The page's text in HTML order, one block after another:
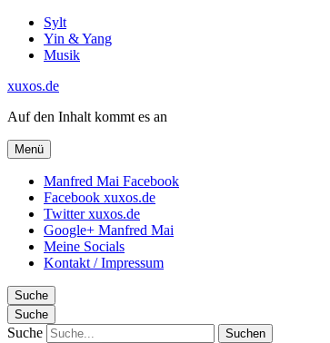
Sylt
Yin & Yang
Musik
xuxos.de
Auf den Inhalt kommt es an
Menü
Manfred Mai Facebook
Facebook xuxos.de
Twitter xuxos.de
Google+ Manfred Mai
Meine Socials
Kontakt / Impressum
Suche
Suche
Suche